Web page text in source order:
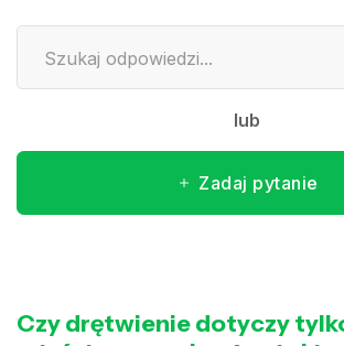
lub
Zadaj pytanie
Czy drętwienie dotyczy